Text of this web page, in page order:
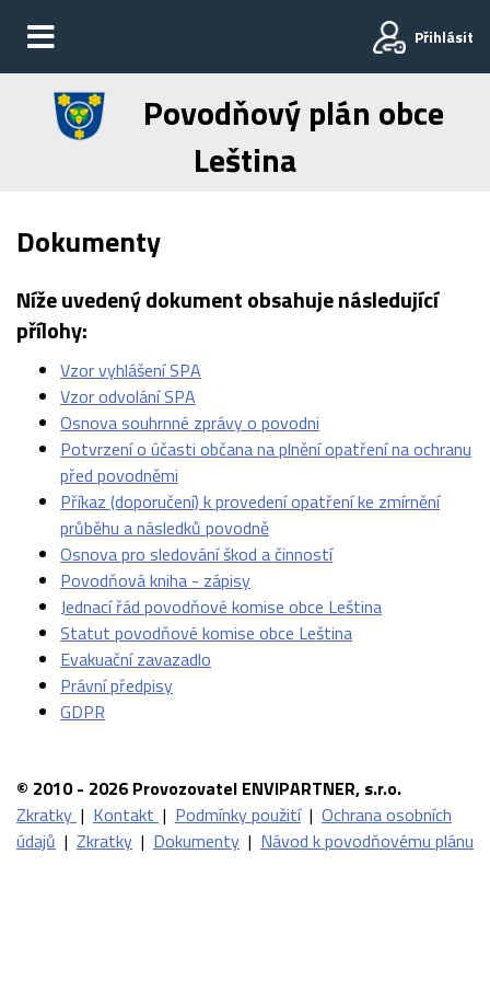
Přihlásit
Povodňový plán obce
Leština
Dokumenty
Níže uvedený dokument obsahuje následující
přílohy:
Vzor vyhlášení SPA
Vzor odvolání SPA
Osnova souhrnné zprávy o povodni
Potvrzení o účasti občana na plnění opatření na ochranu
před povodněmi
Příkaz (doporučení) k provedení opatření ke zmírnění
průběhu a následků povodně
Osnova pro sledování škod a činností
Povodňová kniha - zápisy
Jednací řád povodňové komise obce Leština
Statut povodňové komise obce Leština
Evakuační zavazadlo
Právní předpisy
GDPR
© 2010 - 2026 Provozovatel ENVIPARTNER, s.r.o.
Zkratky | Kontakt | Podmínky použití | Ochrana osobních
údajů | Zkratky | Dokumenty | Návod k povodňovému plánu